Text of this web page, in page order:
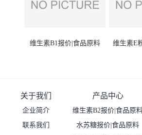
维生素B1报价|食品原料 维生素E
关于我们
企业简介
联系我们
产品中心
维生素B2报价|食品原
水苏糖报价|食品原料